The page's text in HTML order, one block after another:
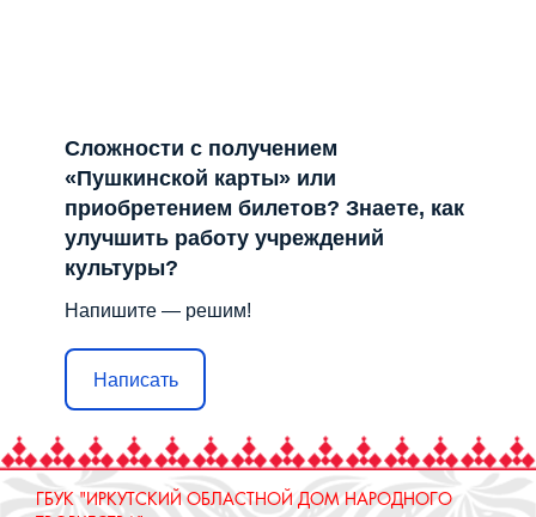
Сложности с получением
«Пушкинской карты» или
приобретением билетов? Знаете, как
улучшить работу учреждений
культуры?
Напишите — решим!
Написать
ГБУК "ИРКУТСКИЙ ОБЛАСТНОЙ ДОМ НАРОДНОГО